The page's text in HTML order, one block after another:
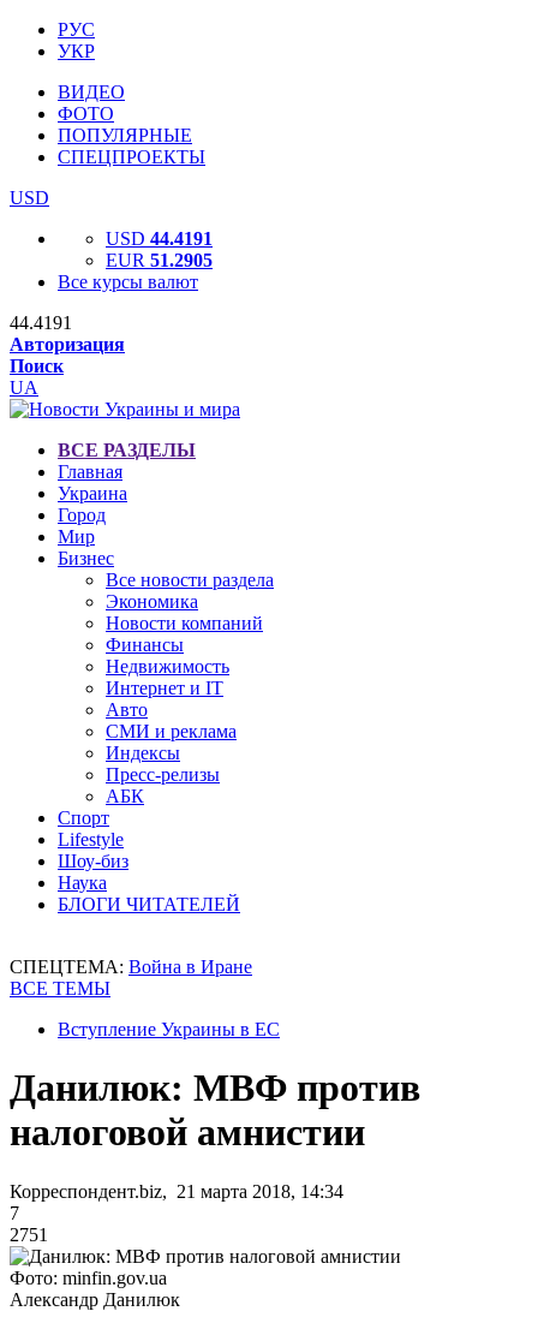
РУС
УКР
ВИДЕО
ФОТО
ПОПУЛЯРНЫЕ
СПЕЦПРОЕКТЫ
USD
USD 44.4191
EUR 51.2905
Все курсы валют
44.4191
Авторизация
Поиск
UA
ВСЕ РАЗДЕЛЫ
Главная
Украина
Город
Мир
Бизнес
Все новости раздела
Экономика
Новости компаний
Финансы
Недвижимость
Интернет и IT
Авто
СМИ и реклама
Индексы
Пресс-релизы
АБК
Спорт
Lifestyle
Шоу-биз
Наука
БЛОГИ ЧИТАТЕЛЕЙ
СПЕЦТЕМА: Война в Иране
ВСЕ ТЕМЫ
Вступление Украины в ЕС
Данилюк: МВФ против
налоговой амнистии
Корреспондент.biz, 21 марта 2018, 14:34
7
2751
Фото: minfin.gov.ua
Александр Данилюк